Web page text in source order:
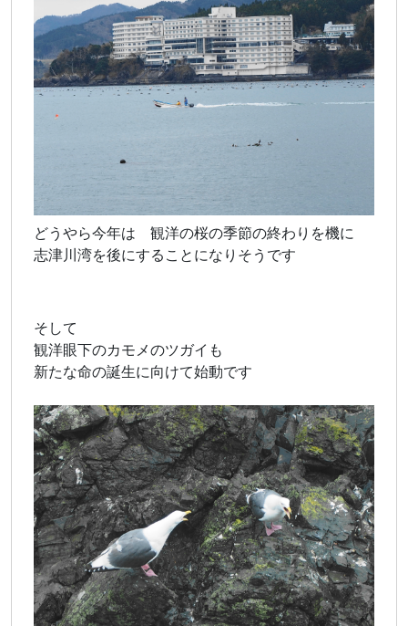
どうやら今年は 観洋の桜の季節の終わりを機に
志津川湾を後にすることになりそうです
そして
観洋眼下のカモメのツガイも
新たな命の誕生に向けて始動です